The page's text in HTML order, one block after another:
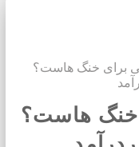
برای خنگ هاست؟
خنگ هاست؟